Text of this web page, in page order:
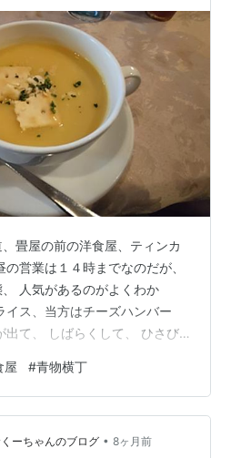
畳屋の前の洋食屋、ティンカ
営業は１４時までなのだが、
人気があるのがよくわか
イス、当方はチーズハンバー
出て、 しばらくして、 ひさび
、納得・・、 店舗はまったく
出ると、はやくも夜の告知板が
題がついて５０００エン、 一
・・・、
屋 #青物横丁
ーちゃんのブログ • 8ヶ月前